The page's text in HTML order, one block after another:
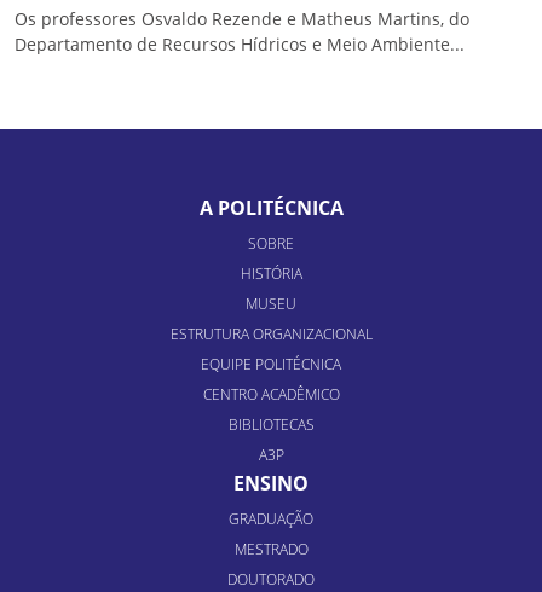
Os professores Osvaldo Rezende e Matheus Martins, do
Departamento de Recursos Hídricos e Meio Ambiente...
A POLITÉCNICA
SOBRE
HISTÓRIA
MUSEU
ESTRUTURA ORGANIZACIONAL
EQUIPE POLITÉCNICA
CENTRO ACADÊMICO
BIBLIOTECAS
A3P
ENSINO
GRADUAÇÃO
MESTRADO
DOUTORADO